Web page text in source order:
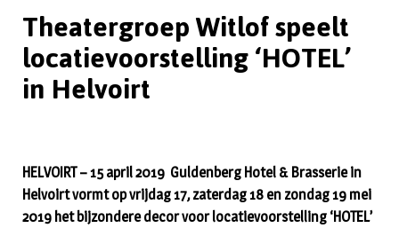
Theatergroep Witlof speelt
locatievoorstelling ‘HOTEL’
in Helvoirt
HELVOIRT – 15 april 2019 Guldenberg Hotel & Brasserie in
Helvoirt vormt op vrijdag 17, zaterdag 18 en zondag 19 mei
2019 het bijzondere decor voor locatievoorstelling ‘HOTEL’